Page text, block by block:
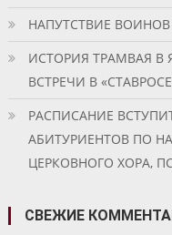
НАПУТСТВИЕ
ИСТОРИЯ ТРАМВАЯ В
ВСТРЕЧИ В
РАСПИСАНИЕ
АБИТУРИЕНТОВ ПО
ЦЕРКОВНОГО ХОРА,
СВЕЖИЕ